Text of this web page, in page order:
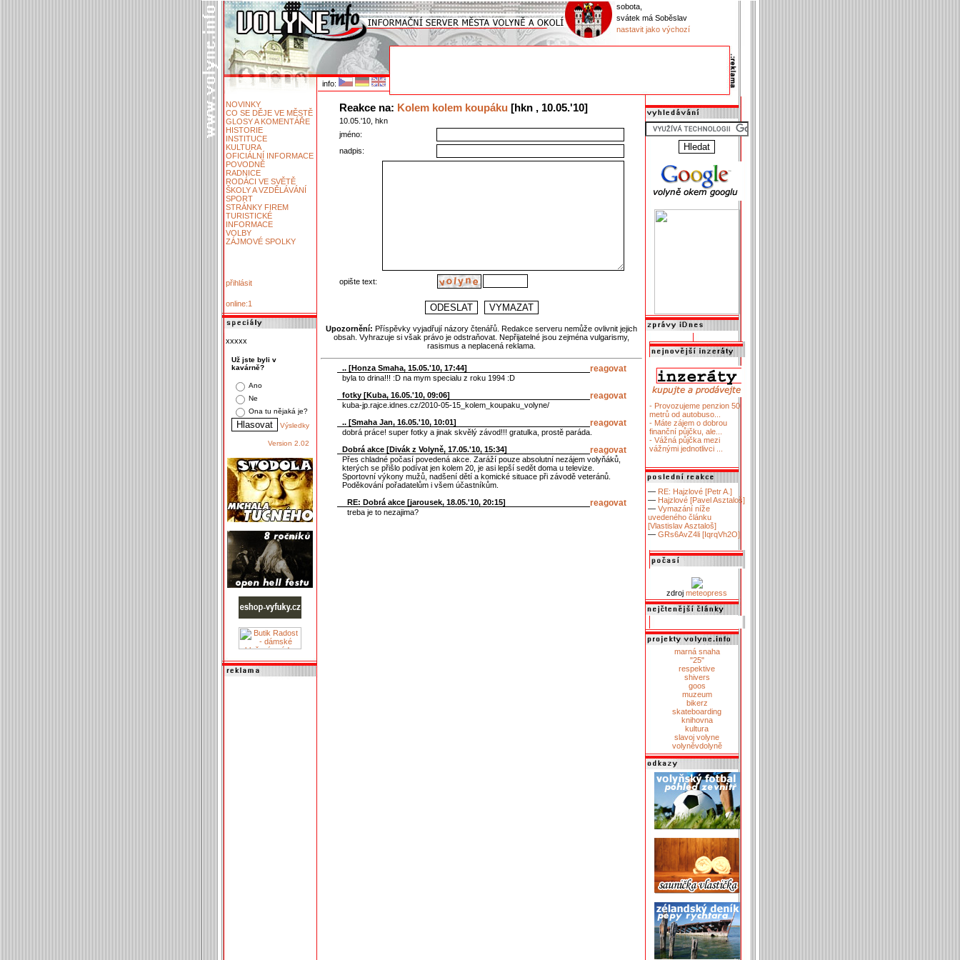
sobota,
svátek má Soběslav
nastavit jako výchozí
info:
NOVINKY
CO SE DĚJE VE MĚSTĚ
GLOSY A KOMENTÁŘE
HISTORIE
INSTITUCE
KULTURA
OFICIÁLNÍ INFORMACE
POVODNĚ
RADNICE
RODÁCI VE SVĚTĚ
ŠKOLY A VZDĚLÁVÁNÍ
SPORT
STRÁNKY FIREM
TURISTICKÉ
INFORMACE
VOLBY
ZÁJMOVÉ SPOLKY
přihlásit
online:1
xxxxx
Už jste byli v
kavárně?
Ano
Ne
Ona tu nějaká je?
Výsledky
Version 2.02
Reakce na: Kolem kolem koupáku[hkn , 10.05.'10]
10.05.'10, hkn
jméno:
nadpis:
opište text:
Upozornění: Příspěvky vyjadřují názory čtenářů. Redakce serveru nemůže ovlivnit jejich
obsah. Vyhrazuje si však právo je odstraňovat. Nepřijatelné jsou zejména vulgarismy,
rasismus a neplacená reklama.
reagovat
.. [Honza Smaha, 15.05.'10, 17:44]
byla to drina!!! :D na mym specialu z roku 1994 :D
reagovat
fotky [Kuba, 16.05.'10, 09:06]
kuba-jp.rajce.idnes.cz/2010-05-15_kolem_koupaku_volyne/
reagovat
.. [Smaha Jan, 16.05.'10, 10:01]
dobrá práce! super fotky a jinak skvělý závod!!! gratulka, prostě paráda.
reagovat
Dobrá akce [Divák z Volyně, 17.05.'10, 15:34]
Přes chladné počasí povedená akce. Zaráží pouze absolutní nezájem volyňáků,
kterých se přišlo podívat jen kolem 20, je asi lepší sedět doma u televize.
Sportovní výkony mužů, nadšení dětí a komické situace při závodě veteránů.
Poděkování pořadatelům i všem účastníkům.
reagovat
RE: Dobrá akce [jarousek, 18.05.'10, 20:15]
treba je to nezajima?
- Provozujeme penzion 50
metrů od autobuso...
- Máte zájem o dobrou
finanční půjčku, ale...
- Vážná půjčka mezi
vážnými jednotlivci ...
— RE: Hajzlové [Petr A.]
— Hajzlové [Pavel Asztaloš]
— Vymazání níže
uvedeného článku
[Vlastislav Asztaloš]
— GRs6AvZ4li [IqrqVh2O]
zdroj meteopress
marná snaha
"25"
respektive
shivers
goos
muzeum
bikerz
skateboarding
knihovna
kultura
slavoj volyne
volyněvdolyně